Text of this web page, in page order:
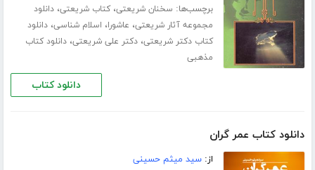
برچسب‌ها: سخنان شریعتی،کتاب شریعتی،دانلود
مجموعه آثار شریعتی، عاشورا، اسلام شناسی،دانلود
کتاب دکتر شریعتی،دکتر علی شریعتی،دانلود کتاب
مذهبی
دانلود کتاب
دانلود کتاب عمر گران
از:سید میثم حسینی